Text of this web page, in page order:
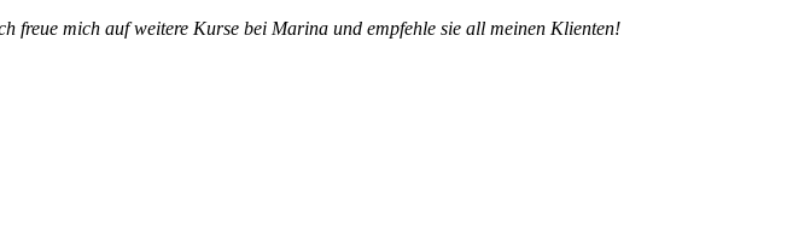
freue mich auf weitere Kurse bei Marina und empfehle sie all meinen Klienten!